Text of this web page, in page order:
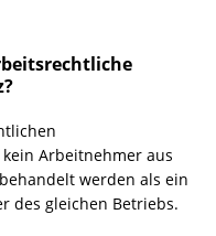
Arbeitnehmer aus
werden als ein
des gleichen Betriebs.